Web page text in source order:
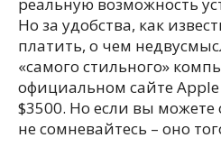
Но за удобства, как
платить, о чем
«самого стильного»
официальном сайте Apple
$3500. Но если вы можете
не сомневайтесь – оно